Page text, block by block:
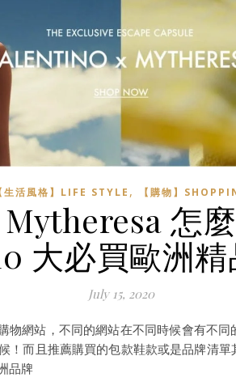
生活風格】LIFE STYLE , 【購物】
Mytheresa 怎
大必買歐洲精
July 15, 2020
物網站，不同的網站在不同時候會有不
！而且推薦購買的包款鞋款或是品牌清
品牌